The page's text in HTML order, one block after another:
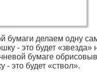
бумаги делаем одну
- это будет «звезда»
бумаге
- это будет «ствол».